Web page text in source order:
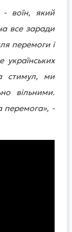
- воїн, який
все заради
перемоги і
стимул, ми
вільними.
, -